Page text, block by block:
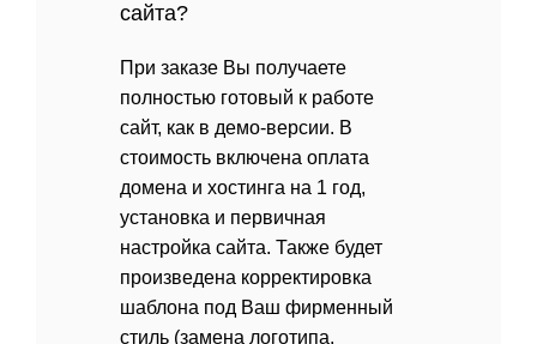
сайта?
При заказе Вы получаете
полностью готовый к работе
сайт, как в демо-версии. В
стоимость включена оплата
домена и хостинга на 1 год,
установка и первичная
настройка сайта. Также будет
произведена корректировка
шаблона под Ваш фирменный
стиль (замена логотипа,